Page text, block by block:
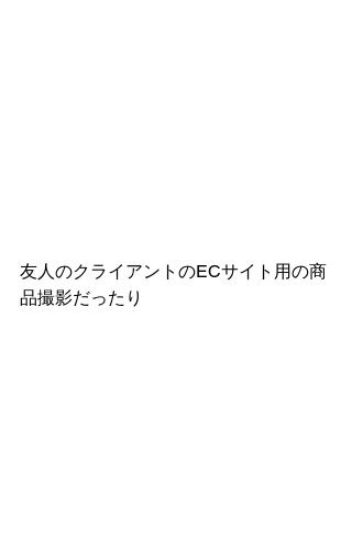
友人のクライアントのECサイト用の商
品撮影だったり